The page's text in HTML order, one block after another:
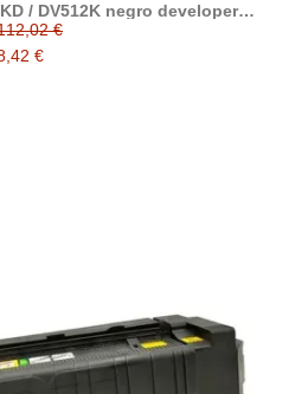
/ DV512K negro developer
€
€